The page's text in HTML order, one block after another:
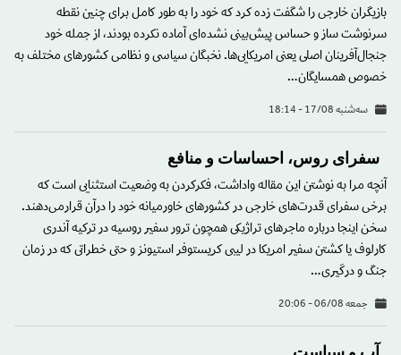
بازیگران خارجی را شگفت زده کرد که خود را به طور کامل برای چنین نقطه
سرنوشت ساز و حساس پیش‌بینی نشده‌ای آماده نکرده بودند، از جمله خود
جنجال‌آفرینان اصلی یعنی امریکایی‌ها. نخبگان سیاسی و نظامی کشورهای مختلف به
خصوص همسایگان…
سه‌شنبه 17/08 - 18:14
سفرای روس، احساسات و منافع
آنچه مرا به نوشتن این مقاله واداشت، فکرکردن به وضعیت استثنایی است که
برخی سفرای قدرت‌های خارجی در کشورهای خاورمیانه خود را درآن قرارمی‌دهند.
سخن اینجا درباره ماجرهای تراژیکی همچون ترور سفیر روسیه در ترکیه آندری
کارلوف یا کشتن سفیر امریکا در لیبی کریستوفر استیونز و حتی خطراتی که در زمان
جنگ و درگیری…
جمعه 06/08 - 20:06